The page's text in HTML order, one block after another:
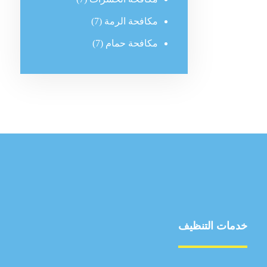
مكافحة الرمة (7)
مكافحة حمام (7)
خدمات التنظيف